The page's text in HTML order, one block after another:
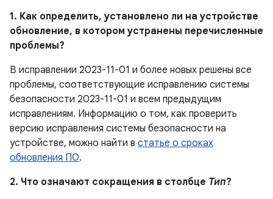
1. Как определить, установлено ли на устройстве
обновление, в котором устранены перечисленные
проблемы?
В исправлении 2023-11-01 и более новых решены все
проблемы, соответствующие исправлению системы
безопасности 2023-11-01 и всем предыдущим
исправлениям. Информацию о том, как проверить
версию исправления системы безопасности на
устройстве, можно найти в статье о сроках
обновления ПО.
2. Что означают сокращения в столбце Тип?